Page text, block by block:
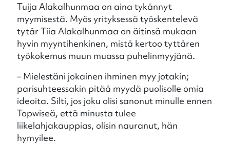
Tuija Alakalhunmaa on aina tykännyt
myymisestä. Myös yrityksessä työskentelevä
tytär Tiia Alakalhunmaa on äitinsä mukaan
hyvin myyntihenkinen, mistä kertoo tyttären
työkokemus muun muassa puhelinmyyjänä.
– Mielestäni jokainen ihminen myy jotakin;
parisuhteessakin pitää myydä puolisolle omia
ideoita. Silti, jos joku olisi sanonut minulle ennen
Topwiseä, että minusta tulee
liikelahjakauppias, olisin nauranut, hän
hymyilee.